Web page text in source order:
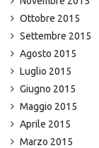
Ottobre 2015
Settembre 2015
Agosto 2015
Luglio 2015
Giugno 2015
Maggio 2015
Aprile 2015
Marzo 2015